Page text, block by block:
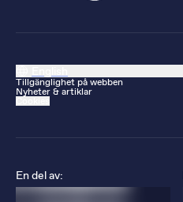
Tillgänglighet på webben
Nyheter & artiklar
En del av: